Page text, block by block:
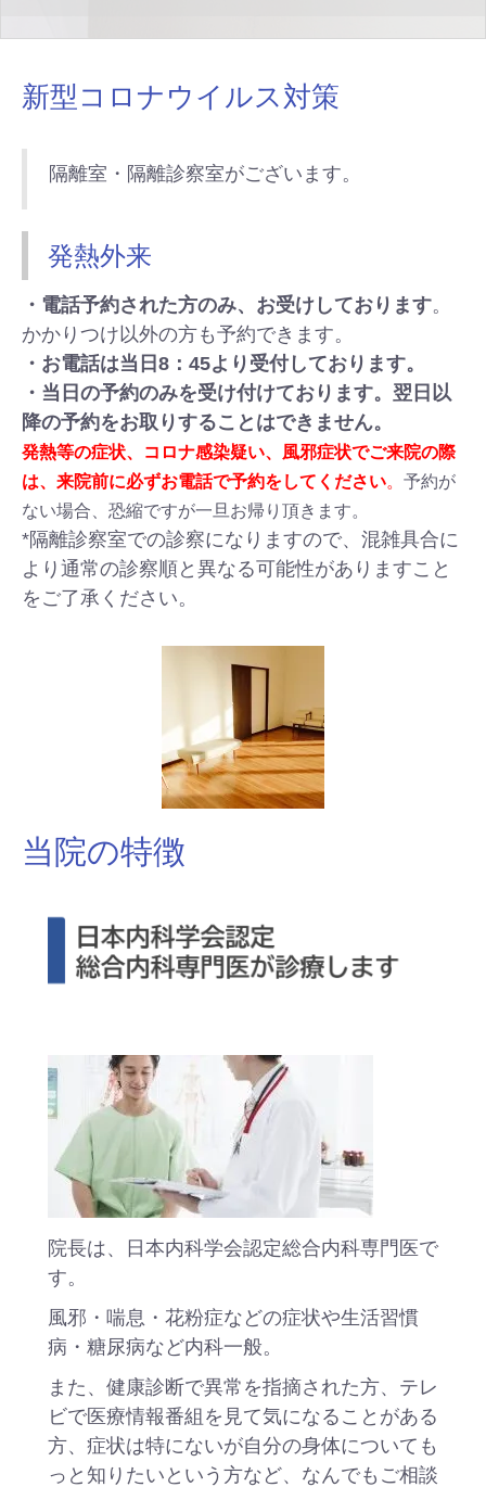
新型コロナウイルス対策
隔離室・隔離診察室がございます。
発熱外来
・電話予約された方のみ、お受けしております。
かかりつけ以外の方も予約できます。
・お電話は当日8：45より受付しております。
・当日の予約のみを受け付けております。翌日以
降の予約をお取りすることはできません。
発熱等の症状、コロナ感染疑い、風邪症状でご来院の際
は、来院前に必ずお電話で予約をしてください。 予約が
ない場合、恐縮ですが一旦お帰り頂きます。
*隔離診察室での診察になりますので、混雑具合に
より通常の診察順と異なる可能性がありますこと
をご了承ください。
当院の特徴
院長は、日本内科学会認定総合内科専門医で
す。
風邪・喘息・花粉症などの症状や生活習慣
病・糖尿病など内科一般。
また、健康診断で異常を指摘された方、テレ
ビで医療情報番組を見て気になることがある
方、症状は特にないが自分の身体についても
っと知りたいという方など、なんでもご相談